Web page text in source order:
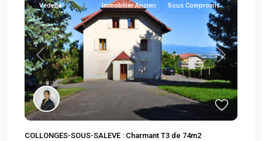
Previous Next
Vedette Immobilier Ancien Sous Compromis
COLLONGES-SOUS-SALEVE : Charmant T3 de 74m2